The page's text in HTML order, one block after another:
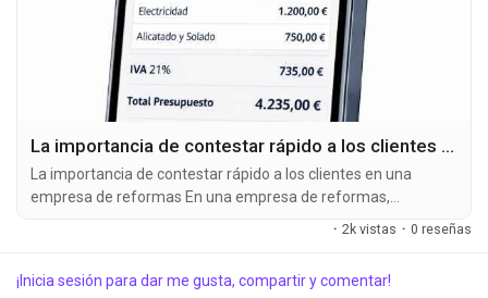
Explorar Blogs
Explorar Proveedores
Proveedores que sigo
La importancia de contestar rápido a los clientes en una empresa de reformas
La importancia de contestar rápido a los clientes en una
empresa de reformas En una empresa de reformas,
responder rápido no es solo una cuestión de educación
empieza a comparar desde el primer minuto. Y en ese
· 2k vistas · 0 reseñas
¡Inicia sesión para dar me gusta, compartir y comentar!